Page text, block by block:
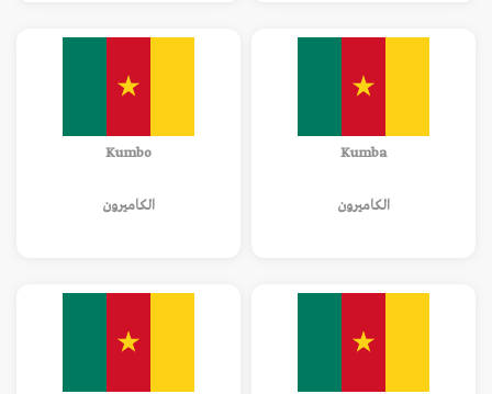
Kumba
الكاميرون
Kumbo
الكاميرون